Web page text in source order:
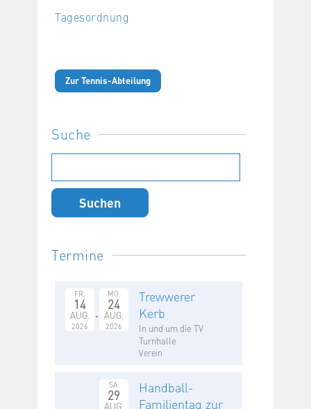
Tagesordnung
Zur Tennis-Abteilung
Suche
nach:
Termine
FR.
14
AUG.
2026
MO.
24
AUG.
2026
Trewwerer
Kerb
In und um die TV
Turnhalle
Verein
SA.
29
AUG.
Handball-
Familientag zur